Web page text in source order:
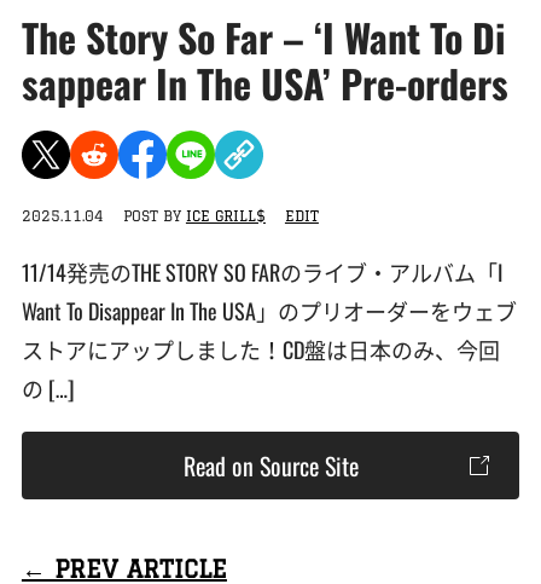
The Story So Far – ‘I Want To Di
sappear In The USA’ Pre-orders
2025.11.04 POST BY ICE GRILL$ EDIT
11/14発売のTHE STORY SO FARのライブ・アルバム「I
Want To Disappear In The USA」のプリオーダーをウェブ
ストアにアップしました！CD盤は日本のみ、今回
の […]
Read on Source Site
← PREV ARTICLE